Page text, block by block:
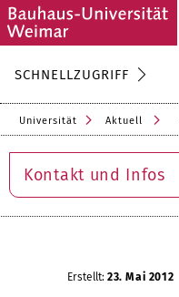
SCHNELLZUGRIFF
Universität Aktuell
Kontakt und Infos
Erstellt: 23. Mai 2012